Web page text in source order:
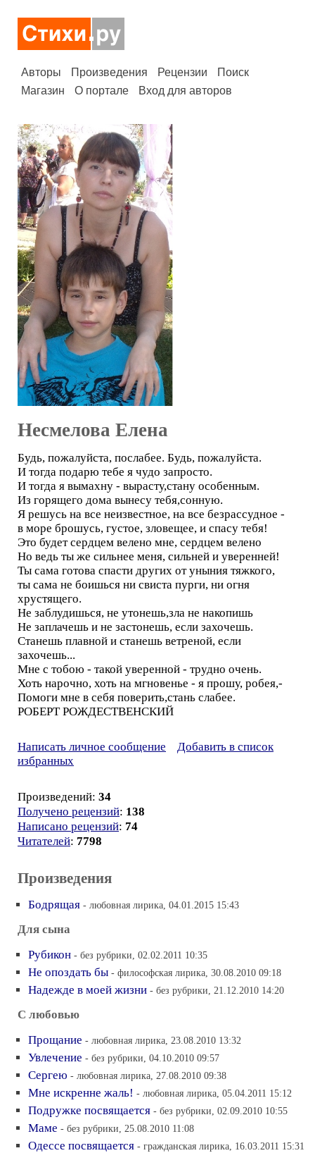
Авторы Произведения Рецензии
Поиск
Магазин
О портале Вход для авторов
Несмелова Елена
Будь, пожалуйста, послабее. Будь, пожалуйста.
И тогда подарю тебе я чудо запросто.
И тогда я вымахну - вырасту,стану особенным.
Из горящего дома вынесу тебя,сонную.
Я решусь на все неизвестное, на все безрассудное -
в море брошусь, густое, зловещее, и спасу тебя!
Это будет сердцем велено мне, сердцем велено
Но ведь ты же сильнее меня, сильней и уверенней!
Ты сама готова спасти других от уныния тяжкого,
ты сама не боишься ни свиста пурги, ни огня
хрустящего.
Не заблудишься, не утонешь,зла не накопишь
Не заплачешь и не застонешь, если захочешь.
Станешь плавной и станешь ветреной, если
захочешь...
Мне с тобою - такой уверенной - трудно очень.
Хоть нарочно, хоть на мгновенье - я прошу, робея,-
Помоги мне в себя поверить,стань слабее.
РОБЕРТ РОЖДЕСТВЕНСКИЙ
Написать личное сообщение
Добавить в список
избранных
Произведений: 34
Получено рецензий: 138
Написано рецензий: 74
Читателей: 7798
Произведения
Бодрящая - любовная лирика, 04.01.2015 15:43
Для сына
Рубикон - без рубрики, 02.02.2011 10:35
Не опоздать бы - философская лирика, 30.08.2010 09:18
Надежде в моей жизни - без рубрики, 21.12.2010 14:20
С любовью
Прощание - любовная лирика, 23.08.2010 13:32
Увлечение - без рубрики, 04.10.2010 09:57
Сергею - любовная лирика, 27.08.2010 09:38
Мне искренне жаль! - любовная лирика, 05.04.2011 15:12
Подружке посвящается - без рубрики, 02.09.2010 10:55
Маме - без рубрики, 25.08.2010 11:08
Одессе посвящается - гражданская лирика, 16.03.2011 15:31